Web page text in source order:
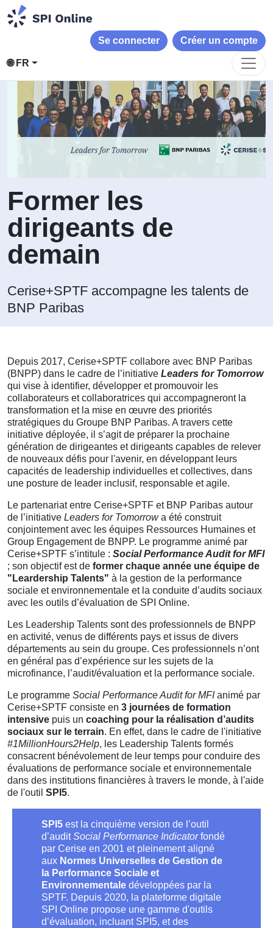
🌐 FR
Se connecter Créer un compte
Former les
dirigeants de
demain
Cerise+SPTF accompagne les talents de
BNP Paribas
Depuis 2017, Cerise+SPTF collabore avec BNP Paribas
(BNPP) dans le cadre de l’initiative Leaders for Tomorrow
qui vise à identifier, développer et promouvoir les
collaborateurs et collaboratrices qui accompagneront la
transformation et la mise en œuvre des priorités
stratégiques du Groupe BNP Paribas. A travers cette
initiative déployée, il s’agit de préparer la prochaine
génération de dirigeantes et dirigeants capables de relever
de nouveaux défis pour l'avenir, en développant leurs
capacités de leadership individuelles et collectives, dans
une posture de leader inclusif, responsable et agile.
Le partenariat entre Cerise+SPTF et BNP Paribas autour
de l’initiative Leaders for Tomorrowa été construit
conjointement avec les équipes Ressources Humaines et
Group Engagement de BNPP. Le programme animé par
Cerise+SPTF s’intitule : Social Performance Audit for MFI
; son objectif est de former chaque année une équipe de
"Leardership Talents" à la gestion de la performance
sociale et environnementale et la conduite d’audits sociaux
avec les outils d’évaluation de SPI Online.
Les Leadership Talents sont des professionnels de BNPP
en activité, venus de différents pays et issus de divers
départements au sein du groupe. Ces professionnels n’ont
en général pas d’expérience sur les sujets de la
microfinance, l’audit/évaluation et la performance sociale.
Le programme Social Performance Audit for MFIanimé par
Cerise+SPTF consiste en 3 journées de formation
intensive puis un coaching pour la réalisation d’audits
sociaux sur le terrain. En effet, dans le cadre de l'initiative
#1MillionHours2Help, les Leadership Talents formés
consacrent bénévolement de leur temps pour conduire des
évaluations de performance sociale et environnementale
dans des institutions financières à travers le monde, à l'aide
de l'outil SPI5.
SPI5 est la cinquième version de l’outil
d’auditSocial Performance Indicatorfondé
par Cerise en 2001 et pleinement aligné
aux Normes Universelles de Gestion de
la Performance Sociale et
Environnementale développées par la
SPTF. Depuis 2020, la plateforme digitale
SPI Online propose une gamme d'outils
d’évaluation, incluant SPI5, et des